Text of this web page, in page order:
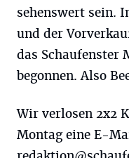
sehenswert sein.
und der
das Schaufenster
begonnen. Also
Wir verlosen 2x2
Montag eine E-